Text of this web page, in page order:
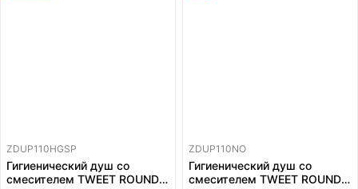
ZDUP110HGSP
Гигиенический душ со
смесителем TWEET ROUND
ZDUP110NO
Гигиенический душ со
смесителем TWEET ROUND